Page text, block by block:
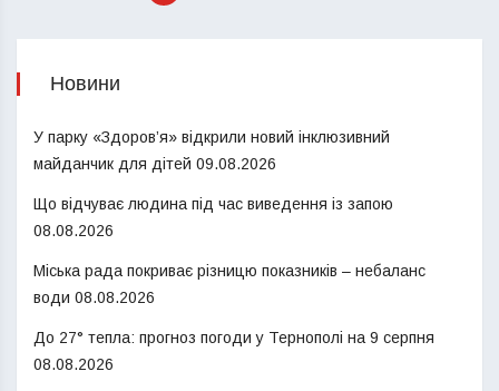
Новини
У парку «Здоров’я» відкрили новий інклюзивний
майданчик для дітей 09.08.2026
Що відчуває людина під час виведення із запою
08.08.2026
Міська рада покриває різницю показників – небаланс
води 08.08.2026
До 27° тепла: прогноз погоди у Тернополі на 9 серпня
08.08.2026